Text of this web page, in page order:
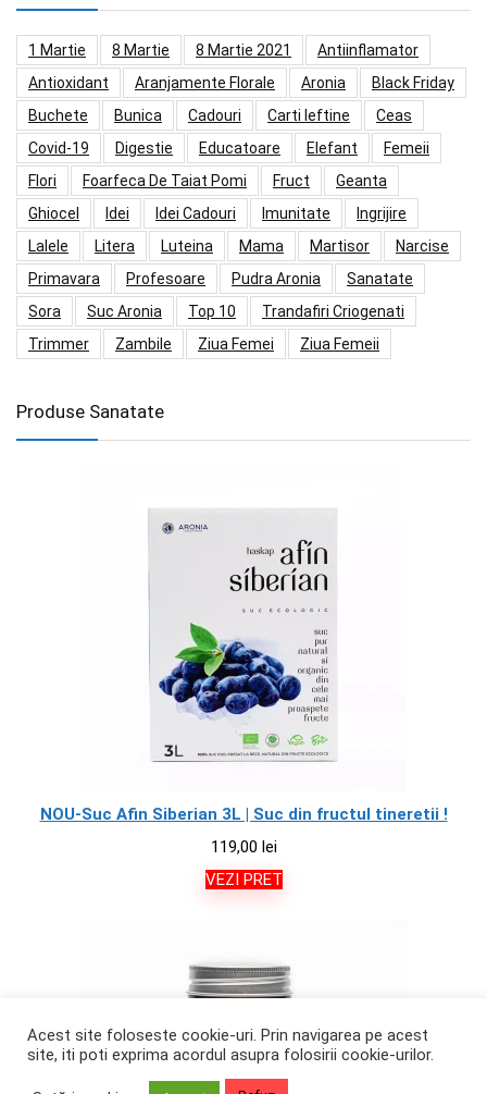
1 Martie 8 Martie 8 Martie 2021
Antiinflamator
Antioxidant
Aranjamente Florale Aronia
Black Friday
Buchete
Bunica Cadouri Carti Ieftine
Ceas
Covid-19
Digestie Educatoare Elefant
Femeii
Flori
Foarfeca De Taiat Pomi Fruct
Geanta
Ghiocel
Idei Idei Cadouri Imunitate
Ingrijire
Lalele
Litera Luteina Mama Martisor
Narcise
Primavara
Profesoare Pudra Aronia
Sanatate
Sora
Suc Aronia Top 10
Trandafiri Criogenati
Trimmer
Zambile Ziua Femei Ziua Femeii
Produse Sanatate
NOU-Suc Afin Siberian 3L | Suc din fructul tineretii !
119,00 lei
VEZI PRET
Acest site foloseste cookie-uri. Prin navigarea pe acest
site, iti poti exprima acordul asupra folosirii cookie-urilor.